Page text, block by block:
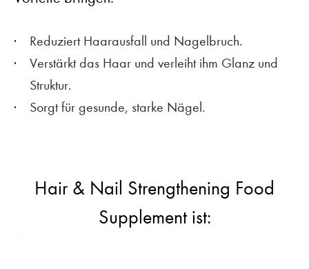
Reduziert Haarausfall und Nagelbruch.
Verstärkt das Haar und verleiht ihm Glanz und
Struktur.
Sorgt für gesunde, starke Nägel.
Hair & Nail Strengthening Food
Supplement ist: